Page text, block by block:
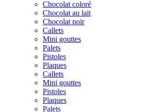
Chocolat coloré
Chocolat au lait
Chocolat noir
Callets
Mini gouttes
Palets
Pistoles
Plaques
Callets
Mini gouttes
Pistoles
Plaques
Palets